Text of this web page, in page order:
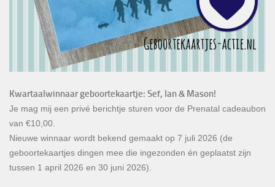
Kwartaalwinnaar geboortekaartje: Sef, Ian & Mason!
Je mag mij een privé berichtje sturen voor de Prenatal cadeaubon
van €10,00.
Nieuwe winnaar wordt bekend gemaakt op 7 juli 2026 (de
geboortekaartjes dingen mee die ingezonden én geplaatst zijn
tussen 1 april 2026 en 30 juni 2026).